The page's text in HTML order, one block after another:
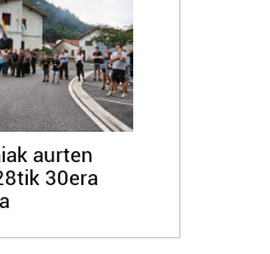
aurten
30era